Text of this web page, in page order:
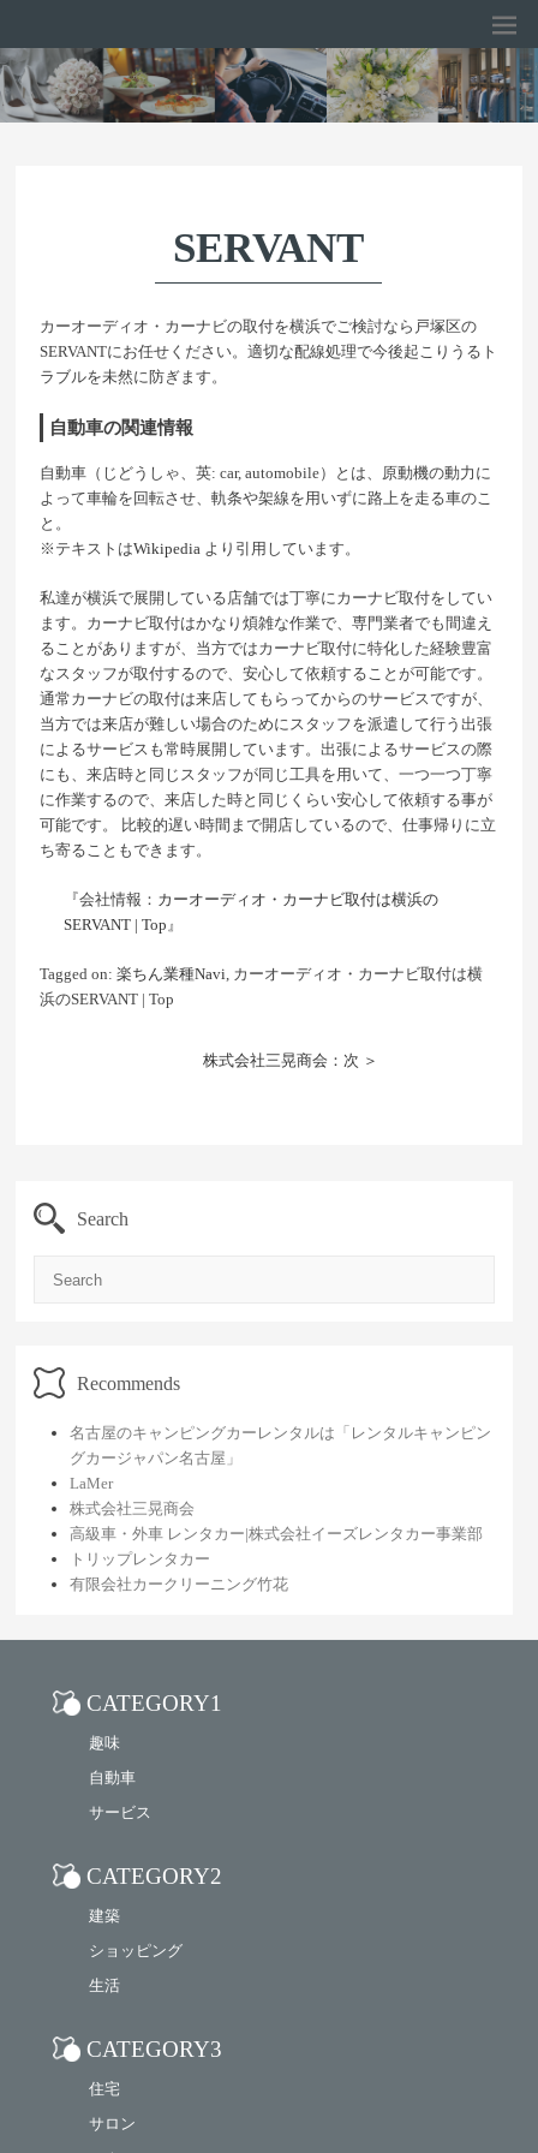
SERVANT
カーオーディオ・カーナビの取付を横浜でご検討なら戸塚区の
SERVANTにお任せください。適切な配線処理で今後起こりうるト
ラブルを未然に防ぎます。
自動車の関連情報
自動車（じどうしゃ、英: car, automobile）とは、原動機の動力に
よって車輪を回転させ、軌条や架線を用いずに路上を走る車のこ
と。
※テキストはWikipedia より引用しています。
私達が横浜で展開している店舗では丁寧にカーナビ取付をしてい
ます。カーナビ取付はかなり煩雑な作業で、専門業者でも間違え
ることがありますが、当方ではカーナビ取付に特化した経験豊富
なスタッフが取付するので、安心して依頼することが可能です。
通常カーナビの取付は来店してもらってからのサービスですが、
当方では来店が難しい場合のためにスタッフを派遣して行う出張
によるサービスも常時展開しています。出張によるサービスの際
にも、来店時と同じスタッフが同じ工具を用いて、一つ一つ丁寧
に作業するので、来店した時と同じくらい安心して依頼する事が
可能です。 比較的遅い時間まで開店しているので、仕事帰りに立
ち寄ることもできます。
『会社情報： カーオーディオ・カーナビ取付は横浜の
SERVANT | Top』
Tagged on:楽ちん業種Navi, カーオーディオ・カーナビ取付は横
浜のSERVANT | Top
株式会社三晃商会：次 ＞
Search
Recommends
名古屋のキャンピングカーレンタルは「レンタルキャンピン
グカージャパン名古屋」
LaMer
株式会社三晃商会
高級車・外車 レンタカー|株式会社イーズレンタカー事業部
トリップレンタカー
有限会社カークリーニング竹花
CATEGORY1
趣味
自動車
サービス
CATEGORY2
建築
ショッピング
生活
CATEGORY3
住宅
サロン